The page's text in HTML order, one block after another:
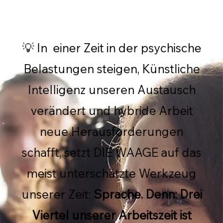
💡 In einer Zeit in der psychische
Belastungen steigen, Künstliche
Intelligenz unseren Austausch
verändert und hybride Arbeit
neue Herausforderungen
schafft, setzt DIE WAAGE auf das
meist unterschätzte Werkzeug
unserer Zeit: Sprache. Denn: Drei
Viertel unserer Arbeitszeit ist